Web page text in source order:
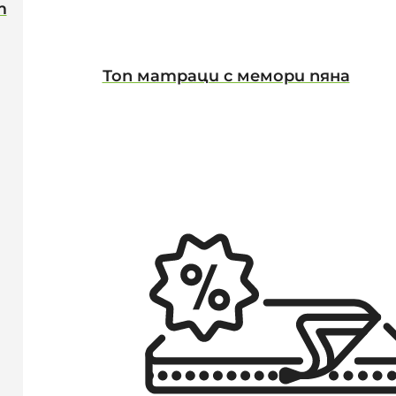
Топ матраци с мемори пяна